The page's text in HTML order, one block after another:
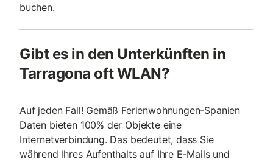
buchen.
Gibt es in den Unterkünften in
Tarragona oft WLAN?
Auf jeden Fall! Gemäß Ferienwohnungen-Spanien
Daten bieten 100% der Objekte eine
Internetverbindung. Das bedeutet, dass Sie
während Ihres Aufenthalts auf Ihre E-Mails und